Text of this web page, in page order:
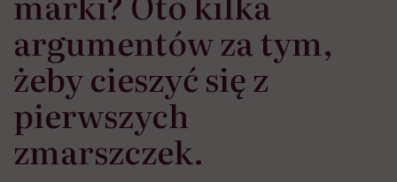
argumentów za tym,
żeby cieszyć się z
pierwszych
zmarszczek.